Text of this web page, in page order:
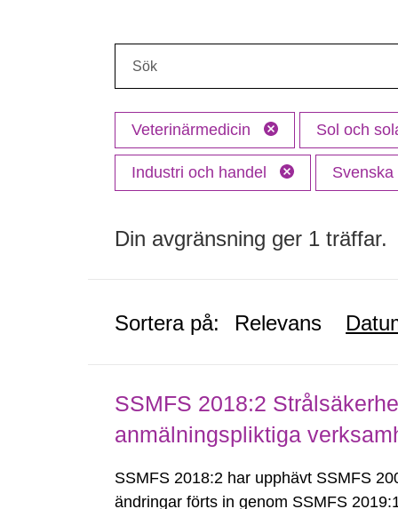
Veterinärmedicin Sol och
Industri och handel Svenska
Din avgränsning ger 1 träffar.
Sortera på: Relevans
SSMFS 2018:2
anmälningspliktiga
SSMFS 2018:2 har upphävt SSMFS
ändringar förts in genom SSMFS